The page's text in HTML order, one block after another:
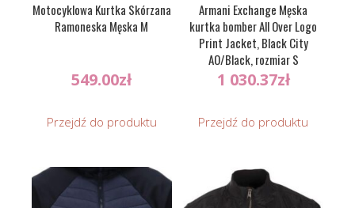
Motocyklowa Kurtka Skórzana
Ramoneska Męska M
549.00zł
Przejdź do produktu
Armani Exchange Męska
kurtka bomber All Over Logo
Print Jacket, Black City
AO/Black, rozmiar S
1 030.37zł
Przejdź do produktu